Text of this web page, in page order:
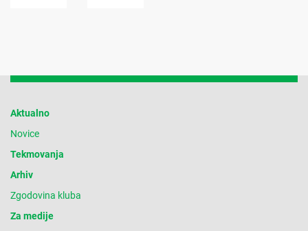
Aktualno
Novice
Tekmovanja
Arhiv
Zgodovina kluba
Za medije